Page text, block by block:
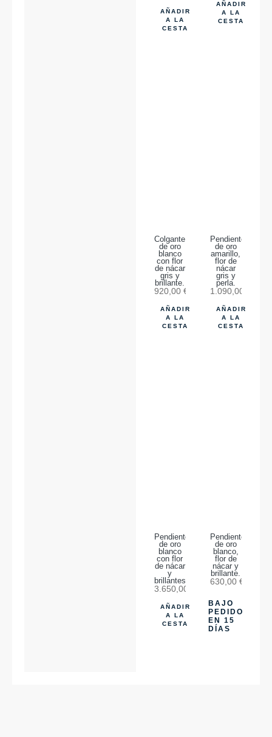
AÑADIR
A LA
CESTA
AÑADIR
A LA
CESTA
Colgante
de oro
blanco
con flor
de nácar
gris y
brillante.
920,00 €
AÑADIR
A LA
CESTA
Pendientes
de oro
amarillo,
flor de
nácar
gris y
perla.
1.090,00
AÑADIR
A LA
CESTA
Pendientes
de oro
blanco
con flor
de nácar
y
brillantes.
3.650,00
AÑADIR
A LA
CESTA
Pendientes
de oro
blanco,
flor de
nácar y
brillante.
630,00 €
BAJO
PEDIDO
EN 15
DÍAS